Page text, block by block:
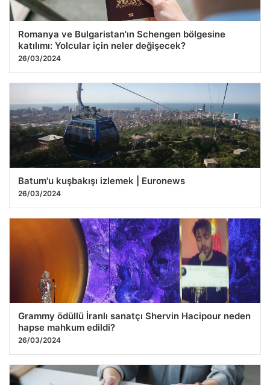
Romanya ve Bulgaristan'ın Schengen bölgesine
katılımı: Yolcular için neler değişecek?
26/03/2024
Batum'u kuşbakışı izlemek | Euronews
26/03/2024
Grammy ödüllü İranlı sanatçı Shervin Hacipour neden
hapse mahkum edildi?
26/03/2024